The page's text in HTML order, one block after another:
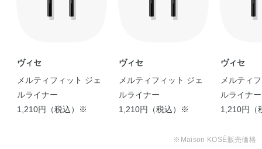
ヴィセ
メルティフィット ジェ
ルライナー
1,210円（税込）※
ヴィセ
メルティフィット ジェ
ルライナー
1,210円（税込）※
ヴィセ
メルティ
ルライナー
1,210円（
※Maison KOSÉ販売価格